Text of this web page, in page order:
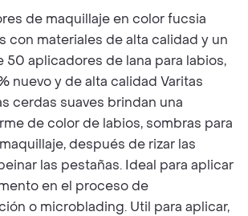
de maquillaje en color fucsia
con materiales de alta calidad y un
50 aplicadores de lana para labios,
nuevo y de alta calidad Varitas
cerdas suaves brindan una
de color de labios, sombras para
después de rizar las
las pestañas. Ideal para aplicar
en el proceso de
o microblading. Util para aplicar,